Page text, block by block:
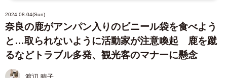
2024.08.04(Sun)
奈良の鹿がアンパン入りのビニール袋を食べよう
と…取られないように活動家が注意喚起 鹿を蹴
るなどトラブル多発、観光客のマナーに懸念
渡辺 晴子